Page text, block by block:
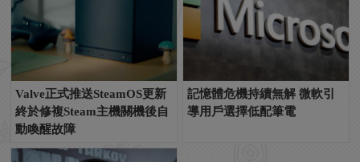
Valve正式推送SteamOS更新
終於修複Steam主機關機後自
動喚醒故障
記憶體危機持續無解 微軟引
導用戶選擇低配筆電